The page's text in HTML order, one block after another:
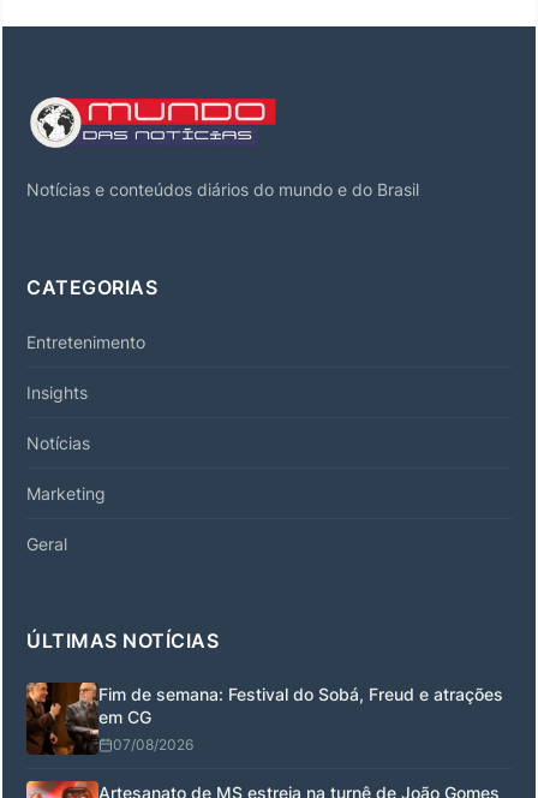
Notícias e conteúdos diários do mundo e do Brasil
CATEGORIAS
Entretenimento
Insights
Notícias
Marketing
Geral
ÚLTIMAS NOTÍCIAS
Fim de semana: Festival do Sobá, Freud e atrações
em CG
07/08/2026
Artesanato de MS estreia na turnê de João Gomes